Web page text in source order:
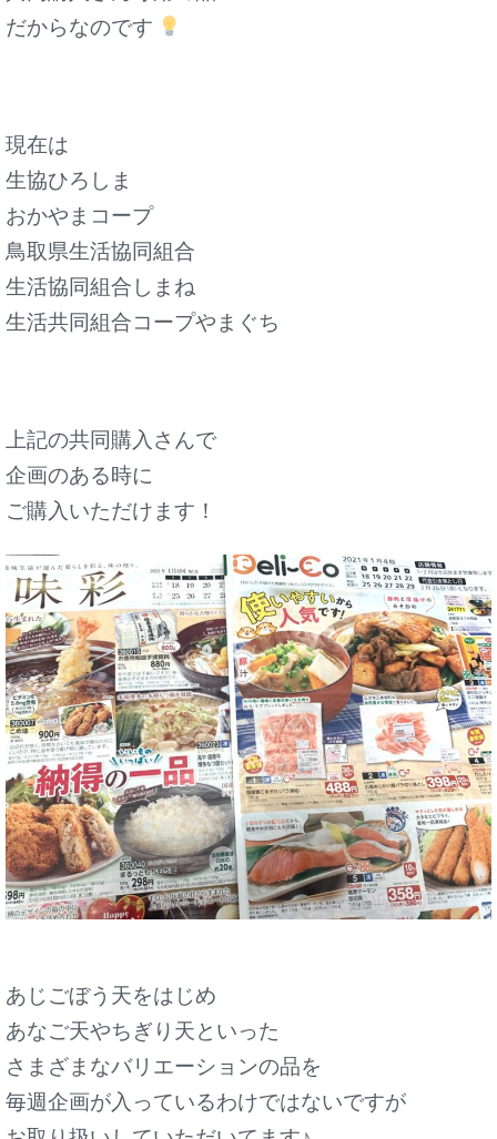
だからなのです
現在は
生協ひろしま
おかやまコープ
鳥取県生活協同組合
生活協同組合しまね
生活共同組合コープやまぐち
上記の共同購入さんで
企画のある時に
ご購入いただけます！
あじごぼう天をはじめ
あなご天やちぎり天といった
さまざまなバリエーションの品を
毎週企画が入っているわけではないですが